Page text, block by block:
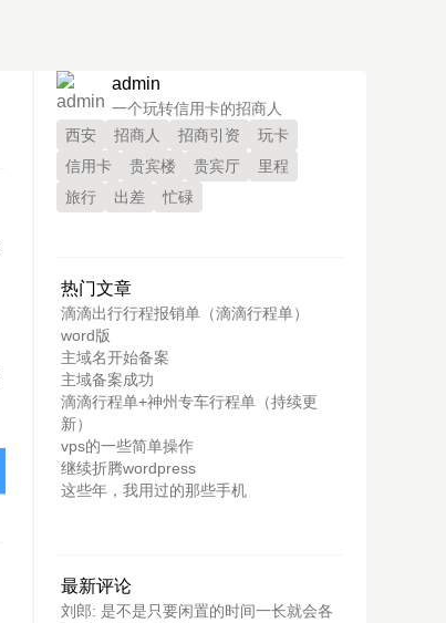
admin
一个玩转信用卡的招商人
西安
招商人 招商引资
玩卡
信用卡
贵宾楼 贵宾厅
里程
旅行
出差 忙碌
热门文章
滴滴出行行程报销单（滴滴行程单）
word版
主域名开始备案
主域备案成功
滴滴行程单+神州专车行程单（持续更
新）
vps的一些简单操作
继续折腾wordpress
这些年，我用过的那些手机
最新评论
刘郎: 是不是只要闲置的时间一长就会各